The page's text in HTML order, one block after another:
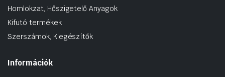
Homlokzat, Hőszigetelő Anyagok
Kifutó termékek
Szerszámok, Kiegészítők
Információk